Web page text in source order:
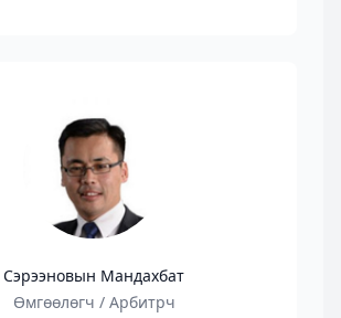
Сэрээновын Мандахбат
Өмгөөлөгч / Арбитрч